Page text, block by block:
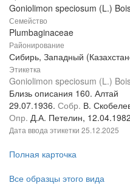
Goniolimon speciosum (L.)
Семейство
Plumbaginaceae
Районирование
Сибирь, Западный
Этикетка
Goniolimon speciosum (L.)
Близь описания 160. Алтай
29.07.1936. Собр. В.
Опр. Д.А. Петелин, 12.04.1982
Дата ввода этикетки 25.12.2025
Полная карточка
Все образцы этого вида